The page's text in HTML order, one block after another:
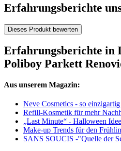
Erfahrungsberichte
Dieses Produkt bewerten
Erfahrungsberichte in
Poliboy Parkett
Aus unserem Magazin:
Neve Cosmetics - so
Refill-Kosmetik für mehr
„Last Minute“ - Halloween
Make-up Trends für den
SANS SOUCIS -"Quelle der